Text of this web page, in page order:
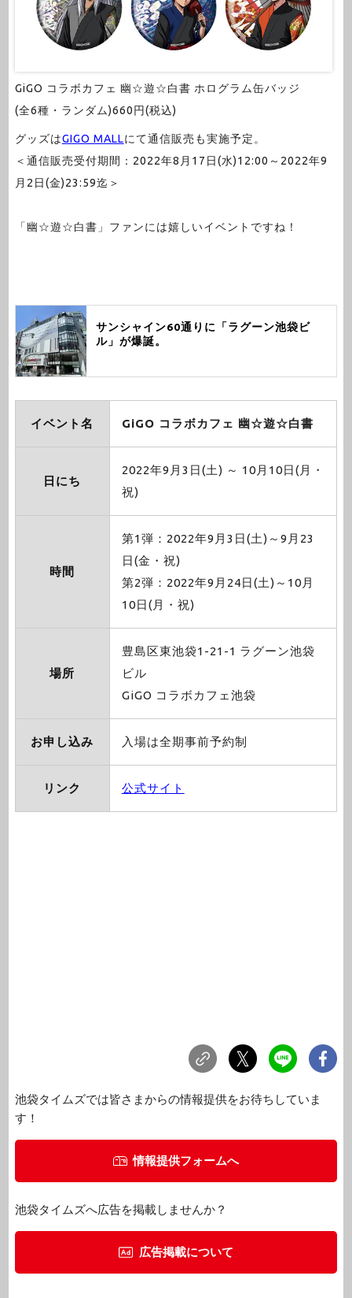
GiGO コラボカフェ 幽☆遊☆白書 ホログラム缶バッジ
(全6種・ランダム)660円(税込)
グッズはGIGO MALLにて通信販売も実施予定。
＜通信販売受付期間：2022年8月17日(水)12:00～2022年9
月2日(金)23:59迄＞
「幽☆遊☆白書」ファンには嬉しいイベントですね！
サンシャイン60通りに「ラグーン池袋ビ
ル」が爆誕。
イベント名 GiGO コラボカフェ 幽☆遊☆白書
日にち
2022年9月3日(土) ～ 10月10日(月・
祝)
時間
第1弾：2022年9月3日(土)～9月23
日(金・祝)
第2弾：2022年9月24日(土)～10月
10日(月・祝)
場所
豊島区東池袋1-21-1 ラグーン池袋
ビル
GiGO コラボカフェ池袋
お申し込み 入場は全期事前予約制
リンク 公式サイト
池袋タイムズでは皆さまからの情報提供をお待ちしていま
す！
情報提供フォームへ
池袋タイムズへ広告を掲載しませんか？
広告掲載について